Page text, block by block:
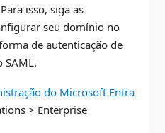
isso, siga as
seu domínio no
de autenticação de
SAML.
do Microsoft Entra
> Enterprise